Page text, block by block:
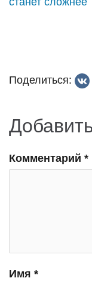
Поделиться:
Комментарий *
Имя *